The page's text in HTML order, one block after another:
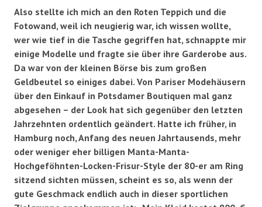
Also stellte ich mich an den Roten Teppich und die
Fotowand, weil ich neugierig war, ich wissen wollte,
wer wie tief in die Tasche gegriffen hat, schnappte mir
einige Modelle und fragte sie über ihre Garderobe aus.
Da war von der kleinen Börse bis zum großen
Geldbeutel so einiges dabei. Von Pariser Modehäusern
über den Einkauf in Potsdamer Boutiquen mal ganz
abgesehen – der Look hat sich gegenüber den letzten
Jahrzehnten ordentlich geändert. Hatte ich früher, in
Hamburg noch, Anfang des neuen Jahrtausends, mehr
oder weniger eher billigen Manta-Manta-
Hochgeföhnten-Locken-Frisur-Style der 80-er am Ring
sitzend sichten müssen, scheint es so, als wenn der
gute Geschmack endlich auch in dieser sportlichen